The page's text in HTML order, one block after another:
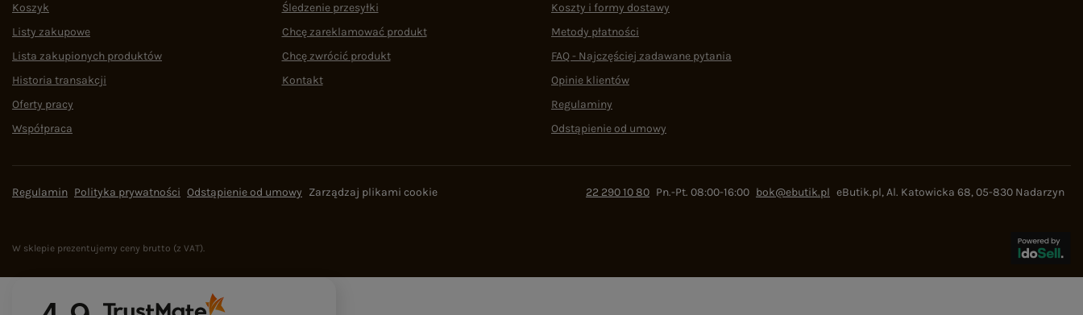
Koszyk
Listy zakupowe
Lista zakupionych produktów
Historia transakcji
Oferty pracy
Współpraca
Śledzenie przesyłki
Chcę zareklamować produkt
Chcę zwrócić produkt
Kontakt
Koszty i formy dostawy
Metody płatności
FAQ - Najczęściej zadawane pytania
Opinie klientów
Regulaminy
Odstąpienie od umowy
Regulamin Polityka prywatności Odstąpienie od umowy Zarządzaj plikami cookie 22 290 10 80 Pn.-Pt. 08:00-16:00 bok@ebutik.pl eButik.pl,Al. Katowicka 68,05-830 Nadarzyn
W sklepie prezentujemy ceny brutto (z VAT).